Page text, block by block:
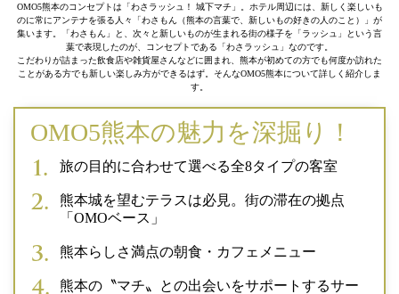
OMO5熊本のコンセプトは「わさラッシュ！ 城下マチ」。ホテル周辺には、新しく楽しいも
のに常にアンテナを張る人々「わさもん（熊本の言葉で、新しいもの好きの人のこと）」が
集います。「わさもん」と、次々と新しいものが生まれる街の様子を「ラッシュ」という言
葉で表現したのが、コンセプトである「わさラッシュ」なのです。
こだわりが詰まった飲食店や雑貨屋さんなどに囲まれ、熊本が初めての方でも何度か訪れた
ことがある方でも新しい楽しみ方ができるはず。そんなOMO5熊本について詳しく紹介しま
す。
OMO5熊本の魅力を深掘り！
旅の目的に合わせて選べる全8タイプの客室
熊本城を望むテラスは必見。街の滞在の拠点
「OMOベース」
熊本らしさ満点の朝食・カフェメニュー
熊本の〝マチ〟との出会いをサポートするサー